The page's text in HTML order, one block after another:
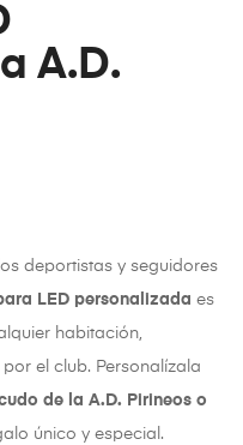
A.D.
deportistas y seguidores
LED personalizada es
habitación,
el club. Personalízala
de la A.D. Pirineos o
único y especial.